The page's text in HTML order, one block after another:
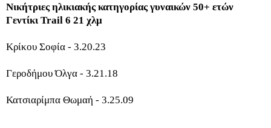
Νικήτριες ηλικιακής κατηγορίας γυναικών 50+ ετών
Γεντίκι Trail 6 21 χλμ
Κρίκου Σοφία - 3.20.23
Γεροδήμου Όλγα - 3.21.18
Κατσιαρίμπα Θωμαή - 3.25.09